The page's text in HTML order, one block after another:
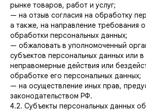
рынке товаров, работ и услуг;
— на отзыв согласия на обработку
а также, на направление требования
обработки персональных данных;
— обжаловать в уполномоченный
субъектов персональных данных или
неправомерные действия или
обработке его персональных данных;
— на осуществление иных прав,
законодательством РФ.
4.2. Субъекты персональных данных